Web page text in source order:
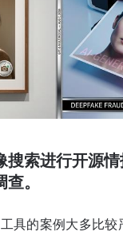
搜索进行开源
。
具的案例大多比较